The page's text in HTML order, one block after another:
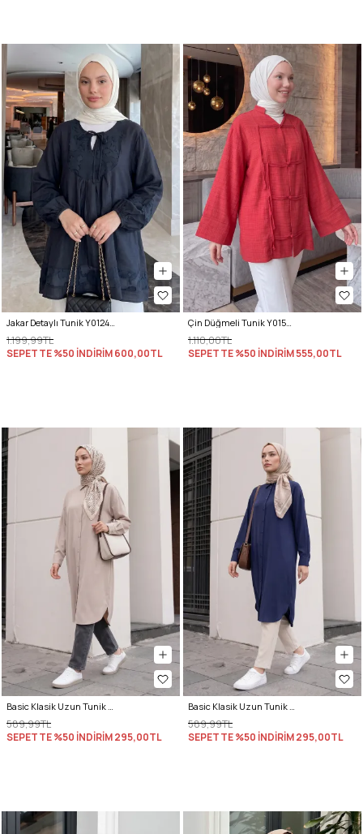
Jakar Detaylı Tunik Y0124 - LACİVERT
1.199,99TL
SEPETTE %50 İNDİRİM600,00TL
Çin Düğmeli Tunik Y0158 - KIRMIZI
1.110,00TL
SEPETTE %50 İNDİRİM555,00TL
Basic Klasik Uzun Tunik 4061 - TAŞ RENGİ
589,99TL
SEPETTE %50 İNDİRİM295,00TL
Basic Klasik Uzun Tunik 4061 - LACİVERT
589,99TL
SEPETTE %50 İNDİRİM295,00TL